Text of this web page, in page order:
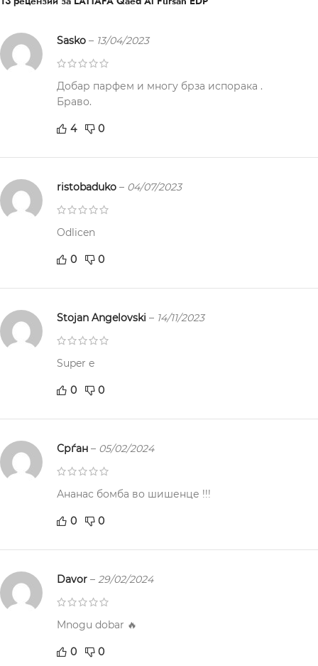
Sasko – 13/04/2023
Добар парфем и многу брза испорака .
Браво.
4 0
ristobaduko – 04/07/2023
Odlicen
0 0
Stojan Angelovski – 14/11/2023
Super e
0 0
Срѓан – 05/02/2024
Ананас бомба во шишенце !!!
0 0
Davor – 29/02/2024
Mnogu dobar 🔥
0 0